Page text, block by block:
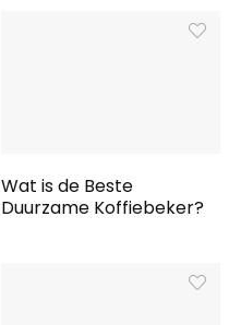
Wat is de Beste
Duurzame Koffiebeker?